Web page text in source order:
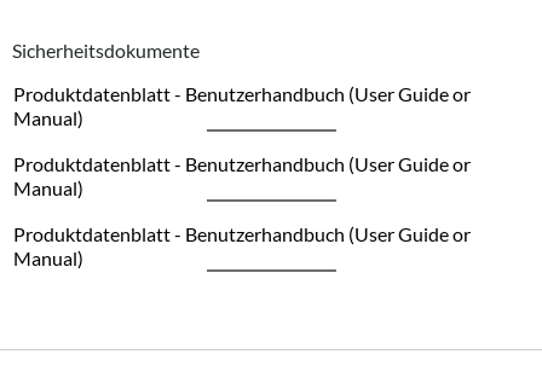
Sicherheitsdokumente
Produktdatenblatt - Benutzerhandbuch (User Guide or
Manual)
Produktdatenblatt - Benutzerhandbuch (User Guide or
Manual)
Produktdatenblatt - Benutzerhandbuch (User Guide or
Manual)